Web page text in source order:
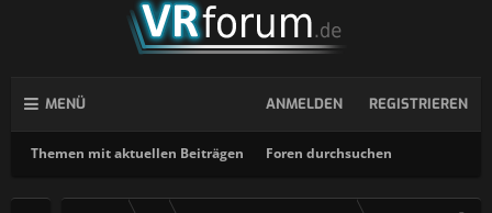
MENÜ
Themen mit aktuellen Beiträgen Foren durchsuchen
ANMELDEN REGISTRIEREN